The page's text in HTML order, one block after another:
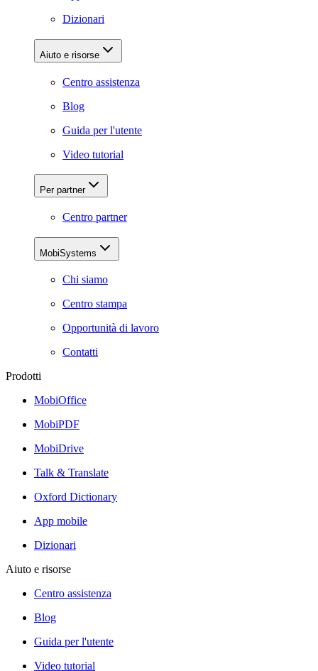
Dizionari
Aiuto e risorse
Centro assistenza
Blog
Guida per l'utente
Video tutorial
Per partner
Centro partner
MobiSystems
Chi siamo
Centro stampa
Opportunità di lavoro
Contatti
Prodotti
MobiOffice
MobiPDF
MobiDrive
Talk & Translate
Oxford Dictionary
App mobile
Dizionari
Aiuto e risorse
Centro assistenza
Blog
Guida per l'utente
Video tutorial